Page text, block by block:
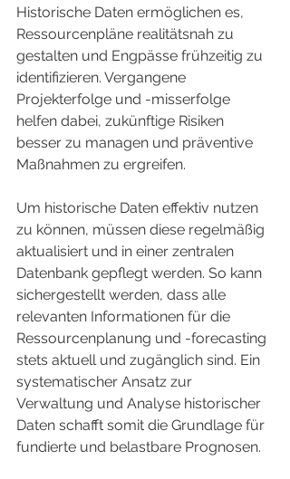
Historische Daten ermöglichen es,
Ressourcenpläne realitätsnah zu
gestalten und Engpässe frühzeitig zu
identifizieren. Vergangene
Projekterfolge und -misserfolge
helfen dabei, zukünftige Risiken
besser zu managen und präventive
Maßnahmen zu ergreifen.
Um historische Daten effektiv nutzen
zu können, müssen diese regelmäßig
aktualisiert und in einer zentralen
Datenbank gepflegt werden. So kann
sichergestellt werden, dass alle
relevanten Informationen für die
Ressourcenplanung und -forecasting
stets aktuell und zugänglich sind. Ein
systematischer Ansatz zur
Verwaltung und Analyse historischer
Daten schafft somit die Grundlage für
fundierte und belastbare Prognosen.